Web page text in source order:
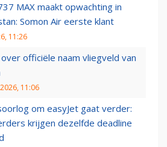
MAX maakt opwachting in
Somon Air eerste klant
11:26
officiële naam vliegveld van
11:06
om easyJet gaat verder:
krijgen dezelfde deadline